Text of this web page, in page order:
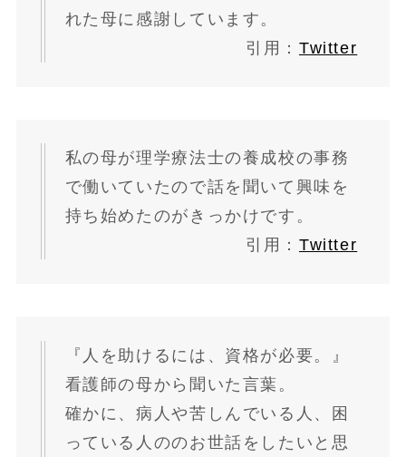
れた母に感謝しています。
引用： Twitter
私の母が理学療法士の養成校の事務
で働いていたので話を聞いて興味を
持ち始めたのが きっかけです。
引用： Twitter
『人を助けるには、資格が必要。』
看護師の母から聞いた言葉。
確かに、病人や苦しんでいる人、困
っている人ののお世話をしたいと思